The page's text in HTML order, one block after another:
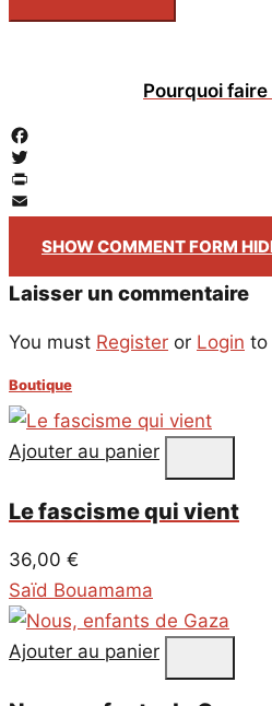
Pourquoi faire
Facebook
Twitter
PrintFriendly
Email
SHOW COMMENT FORM
Laisser un commentaire
You must Register or Login to
Boutique
Ajouter au panier
Le fascisme qui vient
36,00 €
Saïd Bouamama
Ajouter au panier